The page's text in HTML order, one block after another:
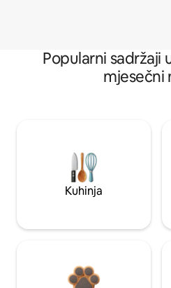
Popularni sadržaji
mjesečni
Kuhinja